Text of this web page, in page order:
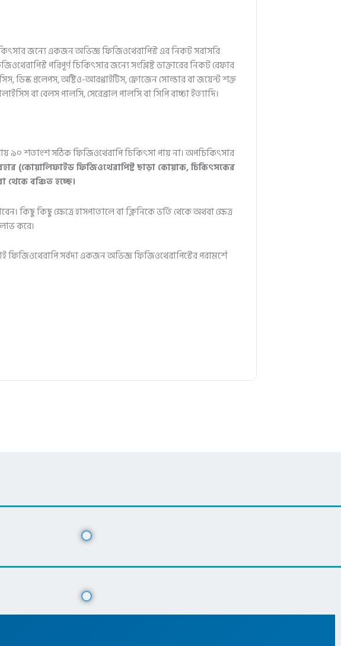
জন্যে একজন অভিজ্ঞ ফিজিওথেরাপিস্ট এর নিকট সরাসরি
পরিপূর্ণ চিকিৎসার জন্যে সংশ্লিষ্ট ডাক্তারের নিকট রেফার
ডিস্ক প্রলেপস, অষ্টিও-আরথ্রাইটিস, ফ্রোজেন সোল্ডার বা জয়েন্ট শক্ত
বা বেলস পালসি, সেরেব্রাল পালসি বা সিপি বাচ্চা ইত্যাদি।
৯০ শতাংশ সঠিক ফিজিওথেরাপি চিকিৎসা পায় না। অপচিকিৎসার
(কোয়ালিফাইড ফিজিওথেরাপিষ্ট ছাড়া কোয়াক, চিকিৎসকের
থেকে বঞ্চিত হচ্ছে।
কিছু ক্ষেত্রে হাসপাতালে বা ক্লিনিকে ভর্তি থেকে অথবা ক্ষেত্র
করে।
সর্বদা একজন অভিজ্ঞ ফিজিওথেরাপিস্টের পরামর্শে